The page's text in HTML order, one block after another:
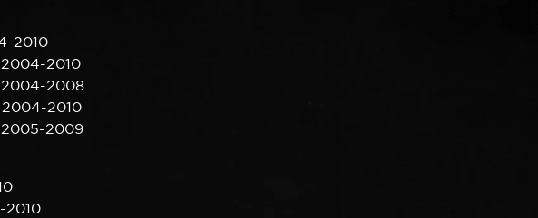
2010
2010
2008
2010
2009
2010